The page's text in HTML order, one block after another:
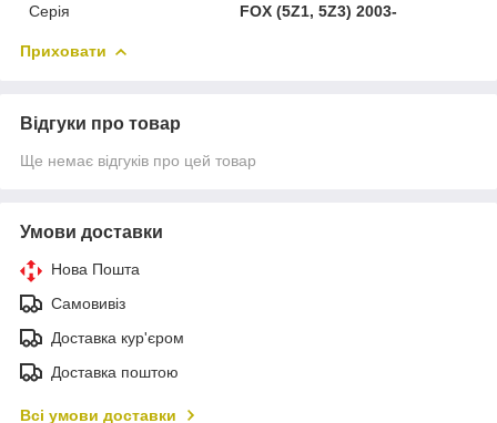
Серія
FOX (5Z1, 5Z3) 2003-
Приховати
Відгуки про товар
Ще немає відгуків про цей товар
Умови доставки
Нова Пошта
Самовивіз
Доставка кур'єром
Доставка поштою
Всі умови доставки